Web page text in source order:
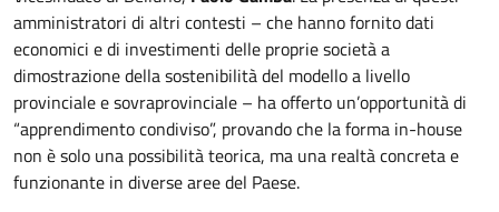
amministratori di altri contesti – che hanno fornito dati
economici e di investimenti delle proprie società a
dimostrazione della sostenibilità del modello a livello
provinciale e sovraprovinciale – ha offerto un’opportunità di
“apprendimento condiviso”, provando che la forma in-house
non è solo una possibilità teorica, ma una realtà concreta e
funzionante in diverse aree del Paese.